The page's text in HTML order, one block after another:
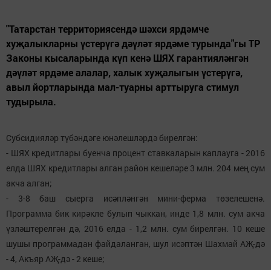
"Татарстан территориясендә шәхси ярдәмче
хуҗалыкларны үстерүгә дәүләт ярдәме турында"гы ТР
Законы кысаларында күп кенә ШЯХ гарантияләнгән
дәүләт ярдәме алалар, халык хуҗалыгын үстерүгә,
авыл йортларында мал-туарны арттыруга стимул
тудырыла.
Субсидияләр түбәндәге юнәлешләрдә бирелгән:
- ШЯХ кредитлары буенча процент ставкаларын каплауга - 2016
елда ШЯХ кредитлары алган район кешеләре 3 млн. 204 мең сум
акча алган;
- 3-8 баш сыерга исәпләнгән мини-ферма төзелешенә.
Программа бик кирәкле булып чыккан, инде 1,8 млн. сум акча
үзләштерелгән дә, 2016 елда - 1,2 млн. сум бирелгән. 10 кеше
шушы программадан файдаланган, шул исәптән Шахмай АҖ-дә
- 4, Акъяр АҖ-дә - 2 кеше;